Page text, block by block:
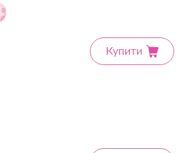
Купити